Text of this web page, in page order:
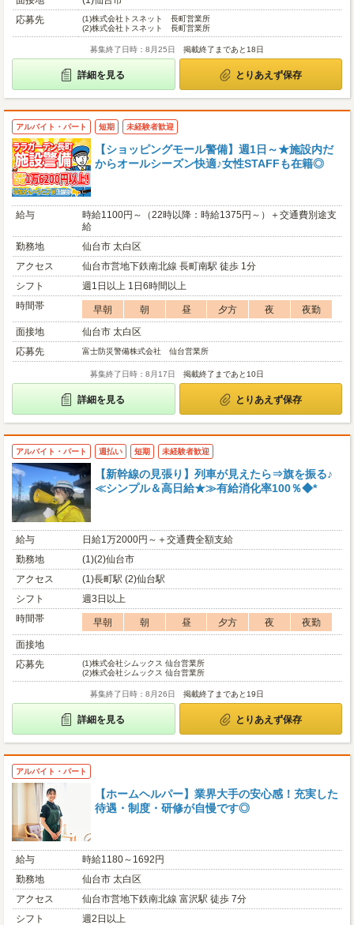
応募先
(1)株式会社トスネット 長町営業所
(2)株式会社トスネット 長町営業所
募集終了日時：8月25日 掲載終了まであと18日
詳細を見る とりあえず保存
アルバイト・パート 短期 未経験者歓迎
【ショッピングモール警備】週1日～★施設内だ
からオールシーズン快適♪女性STAFFも在籍◎
給与
時給1100円～（22時以降：時給1375円～）＋交通費別途支
給
勤務地
仙台市 太白区
アクセス
仙台市営地下鉄南北線 長町南駅 徒歩 1分
シフト
週1日以上 1日6時間以上
時間帯
早朝 朝 昼 夕方 夜
夜勤
面接地
仙台市 太白区
応募先
富士防災警備株式会社 仙台営業所
募集終了日時：8月17日 掲載終了まであと10日
詳細を見る とりあえず保存
アルバイト・パート 週払い 短期 未経験者歓迎
【新幹線の見張り】列車が見えたら⇒旗を振る♪
≪シンプル＆高日給★≫有給消化率100％◆*
給与
日給1万2000円～＋交通費全額支給
勤務地
(1)(2)仙台市
アクセス
(1)長町駅 (2)仙台駅
シフト
週3日以上
時間帯
早朝 朝 昼 夕方 夜
夜勤
面接地
応募先
(1)株式会社シムックス 仙台営業所
(2)株式会社シムックス 仙台営業所
募集終了日時：8月26日 掲載終了まであと19日
詳細を見る とりあえず保存
アルバイト・パート
【ホームヘルパー】業界大手の安心感！充実した
待遇・制度・研修が自慢です◎
給与
時給1180～1692円
勤務地
仙台市 太白区
アクセス
仙台市営地下鉄南北線 富沢駅 徒歩 7分
シフト
週2日以上